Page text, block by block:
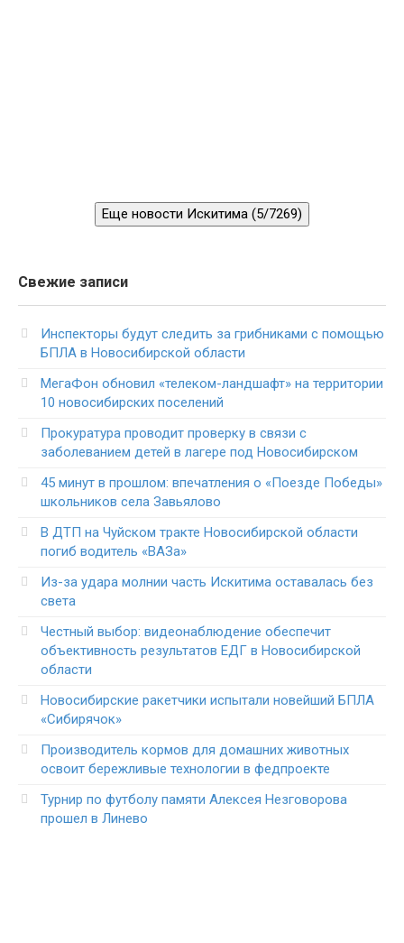
Еще новости Искитима (5/7269)
Свежие записи
Инспекторы будут следить за грибниками с помощью
БПЛА в Новосибирской области
МегаФон обновил «телеком-ландшафт» на территории
10 новосибирских поселений
Прокуратура проводит проверку в связи с
заболеванием детей в лагере под Новосибирском
45 минут в прошлом: впечатления о «Поезде Победы»
школьников села Завьялово
В ДТП на Чуйском тракте Новосибирской области
погиб водитель «ВАЗа»
Из-за удара молнии часть Искитима оставалась без
света
Честный выбор: видеонаблюдение обеспечит
объективность результатов ЕДГ в Новосибирской
области
Новосибирские ракетчики испытали новейший БПЛА
«Сибирячок»
Производитель кормов для домашних животных
освоит бережливые технологии в федпроекте
Турнир по футболу памяти Алексея Незговорова
прошел в Линево